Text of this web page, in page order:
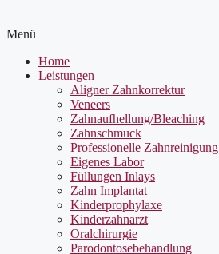
Menü
Home
Leistungen
Aligner Zahnkorrektur
Veneers
Zahnaufhellung/Bleaching
Zahnschmuck
Professionelle Zahnreinigung
Eigenes Labor
Füllungen Inlays
Zahn Implantat
Kinderprophylaxe
Kinderzahnarzt
Oralchirurgie
Parodontosebehandlung